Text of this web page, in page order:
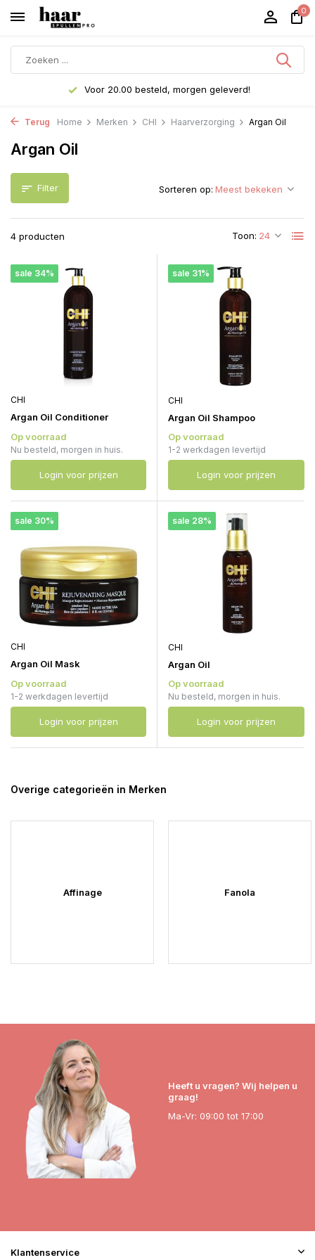
0
Voor 20.00 besteld, morgen geleverd!
Terug Home Merken CHI Haarverzorging Argan Oil
Argan Oil
Filter
4 producten Toon:
Sorteren op:
sale 34%
CHI
Argan Oil Conditioner
Op voorraad
Nu besteld, morgen in huis.
Login voor prijzen
sale 31%
CHI
Argan Oil Shampoo
Op voorraad
1-2 werkdagen levertijd
Login voor prijzen
sale 30%
CHI
Argan Oil Mask
Op voorraad
1-2 werkdagen levertijd
Login voor prijzen
sale 28%
CHI
Argan Oil
Op voorraad
Nu besteld, morgen in huis.
Login voor prijzen
Overige categorieën in Merken
Affinage Fanola
Heeft u vragen? Wij helpen u
graag!
Ma-Vr: 09:00 tot 17:00
Klantenservice